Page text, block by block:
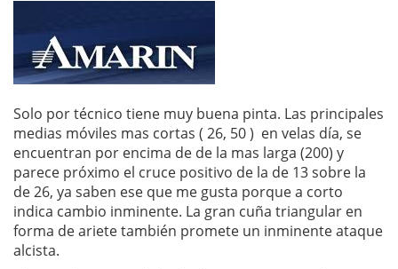
Solo por técnico tiene muy buena pinta. Las principales
medias móviles mas cortas ( 26, 50 ) en velas día, se
encuentran por encima de de la mas larga (200) y
parece próximo el cruce positivo de la de 13 sobre la
de 26, ya saben ese que me gusta porque a corto
indica cambio inminente. La gran cuña triangular en
forma de ariete también promete un inminente ataque
alcista.